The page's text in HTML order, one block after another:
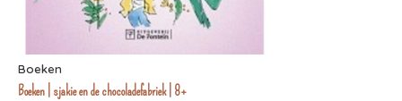
Boeken
Boeken | sjakie en de chocoladefabriek | 8+